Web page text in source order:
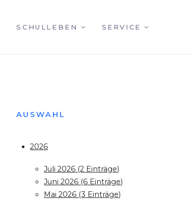
SCHULLEBEN SERVICE
AUSWAHL
2026
Juli 2026 (2 Einträge)
Juni 2026 (6 Einträge)
Mai 2026 (3 Einträge)